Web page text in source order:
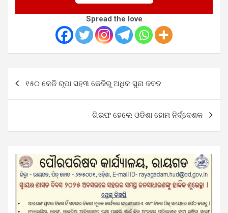
Spread the love
navigation
୧୫୦ କେଜି ରୂପା ସହ୩ କେଜିରୁ ଅଧିକ ସୁନା ଜବତ
ଗିରଫ ହେଲେ ଓଡିଶା ହୋମ ନିର୍ଦ୍ଦେଶକ